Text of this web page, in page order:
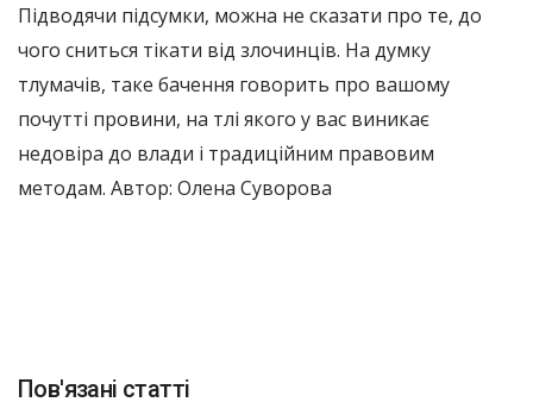
Підводячи підсумки, можна не сказати про те, до
чого сниться тікати від злочинців. На думку
тлумачів, таке бачення говорить про вашому
почутті провини, на тлі якого у вас виникає
недовіра до влади і традиційним правовим
методам. Автор: Олена Суворова
Пов'язані статті